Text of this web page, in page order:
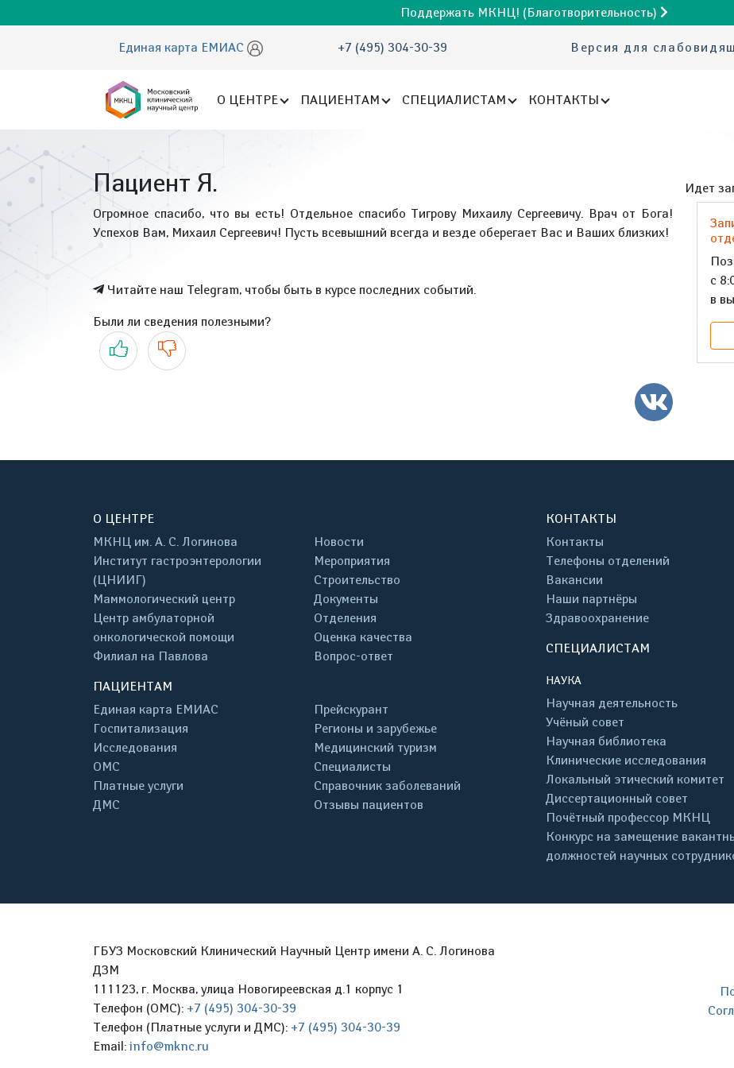
Поддержать МКНЦ! (Благотворительность)
Единая карта ЕМИАС +7 (495) 304-30-39 Версия для
О ЦЕНТРЕ ПАЦИЕНТАМ СПЕЦИАЛИСТАМ КОНТАКТЫ
Пациент Я.
Огромное спасибо, что вы есть! Отдельное спасибо Тигрову Михаилу Сергеевичу. Врач от Бога!
Успехов Вам, Михаил Сергеевич! Пусть всевышний всегда и везде оберегает Вас и Ваших близких!
Читайте наш Telegram, чтобы быть в курсе последних событий.
Были ли сведения полезными?
Да Нет
Идет
с
в
О ЦЕНТРЕ
МКНЦ им. А. С. Логинова
Институт гастроэнтерологии
(ЦНИИГ)
Маммологический центр
Центр амбулаторной
онкологической помощи
Филиал на Павлова
Новости
Мероприятия
Строительство
Документы
Отделения
Оценка качества
Вопрос-ответ
ПАЦИЕНТАМ
Единая карта ЕМИАС
Госпитализация
Исследования
ОМС
Платные услуги
ДМС
Прейскурант
Регионы и зарубежье
Медицинский туризм
Специалисты
Справочник заболеваний
Отзывы пациентов
КОНТАКТЫ
Контакты
Телефоны отделений
Вакансии
Наши партнёры
Здравоохранение
СПЕЦИАЛИСТАМ
НАУКА
Научная деятельность
Учёный совет
Научная библиотека
Клинические исследования
Локальный этический комитет
Диссертационный совет
Почётный профессор МКНЦ
Конкурс на замещение
должностей научных
ГБУЗ Московский Клинический Научный Центр имени А. С. Логинова
ДЗМ
111123, г. Москва, улица Новогиреевская д.1 корпус 1
Телефон (ОМС): +7 (495) 304-30-39
Телефон (Платные услуги и ДМС): +7 (495) 304-30-39
Email: info@mknc.ru